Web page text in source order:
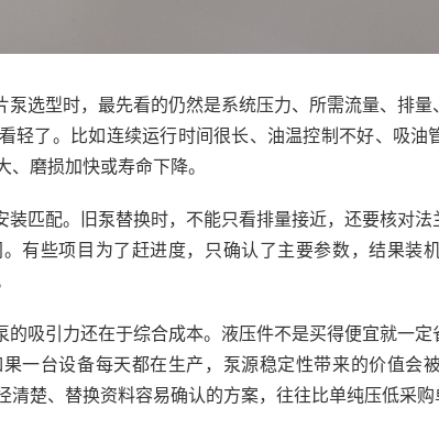
泵选型时，最先看的仍然是系统压力、所需流量、排
轻了。比如连续运行时间很长、油温控制不好、吸油
磨损加快或寿命下降。
装匹配。旧泵替换时，不能只看排量接近，还要核对
有些项目为了赶进度，只确认了主要参数，结果装
的吸引力还在于综合成本。液压件不是买得便宜就一
一台设备每天都在生产，泵源稳定性带来的价值会
楚、替换资料容易确认的方案，往往比单纯压低采购